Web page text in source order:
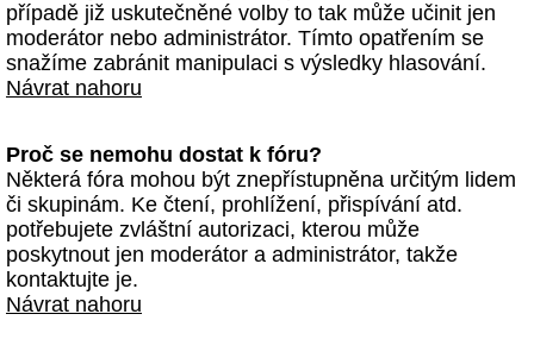
případě již uskutečněné volby to tak může učinit jen
moderátor nebo administrátor. Tímto opatřením se
snažíme zabránit manipulaci s výsledky hlasování.
Návrat nahoru
Proč se nemohu dostat k fóru?
Některá fóra mohou být znepřístupněna určitým lidem
či skupinám. Ke čtení, prohlížení, přispívání atd.
potřebujete zvláštní autorizaci, kterou může
poskytnout jen moderátor a administrátor, takže
kontaktujte je.
Návrat nahoru